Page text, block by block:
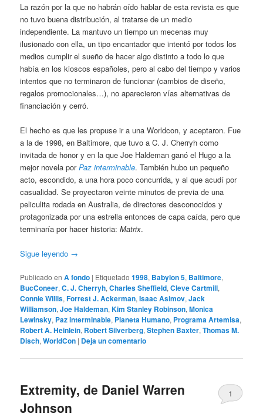
La razón por la que no habrán oído hablar de esta revista es que
no tuvo buena distribución, al tratarse de un medio
independiente. La mantuvo un tiempo un mecenas muy
ilusionado con ella, un tipo encantador que intentó por todos los
medios cumplir el sueño de hacer algo distinto a todo lo que
había en los kioscos españoles, pero al cabo del tiempo y varios
intentos que no terminaron de funcionar (cambios de diseño,
regalos promocionales…), no aparecieron vías alternativas de
financiación y cerró.
El hecho es que les propuse ir a una Worldcon, y aceptaron. Fue
a la de 1998, en Baltimore, que tuvo a C. J. Cherryh como
invitada de honor y en la que Joe Haldeman ganó el Hugo a la
mejor novela porPaz interminable. También hubo un pequeño
acto, escondido, a una hora poco concurrida, y al que acudí por
casualidad. Se proyectaron veinte minutos de previa de una
peliculita rodada en Australia, de directores desconocidos y
protagonizada por una estrella entonces de capa caída, pero que
terminaría por hacer historia:Matrix.
Sigue leyendo →
Publicado en A fondo | Etiquetado 1998, Babylon 5, Baltimore,
BucConeer,C. J. Cherryh,Charles Sheffield,Cleve Cartmill,
Connie Willis,Forrest J. Ackerman,Isaac Asimov,Jack
Williamson,Joe Haldeman,Kim Stanley Robinson,Monica
Lewinsky, Paz interminable, Planeta Humano, Programa Artemisa,
Robert A. Heinlein, Robert Silverberg,Stephen Baxter,Thomas M.
Disch,WorldCon | Deja un comentario
Extremity, de Daniel Warren
Johnson
1